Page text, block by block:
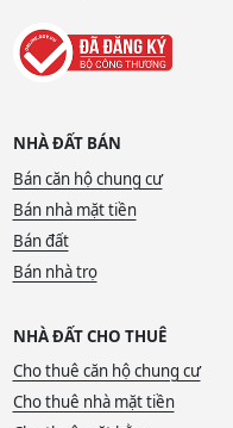
NHÀ ĐẤT BÁN
Bán căn hộ chung cư
Bán nhà mặt tiền
Bán đất
Bán nhà trọ
NHÀ ĐẤT CHO THUÊ
Cho thuê căn hộ chung cư
Cho thuê nhà mặt tiền